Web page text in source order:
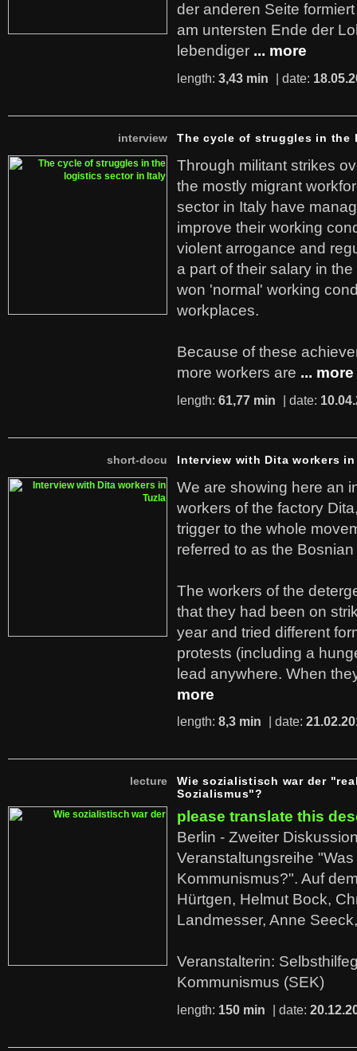
der anderen Seite
am untersten Ende der
lebendiger ... more
length: 3,43 min | date:
interview The cycle of struggles in
Through militant strikes
the mostly migrant
sector in Italy have
improve their working
violent arrogance and
a part of their salary in
won 'normal' working
workplaces.
Because of these
more workers are ... more
length: 61,77 min | date:
short-docu Interview with Dita workers in
We are showing here an
workers of the factory
trigger to the whole
referred to as the
The workers of the
that they had been on
year and tried different
protests (including a
lead anywhere. When
more
length: 8,3 min | date:
lecture
Wie sozialistisch war der
Sozialismus"?
please translate this
Berlin - Zweiter
Veranstaltungsreihe "Was
Kommunismus?". Auf
Hürtgen, Helmut Bock,
Landmesser, Anne
Veranstalterin:
Kommunismus (SEK)
length: 150 min | date: